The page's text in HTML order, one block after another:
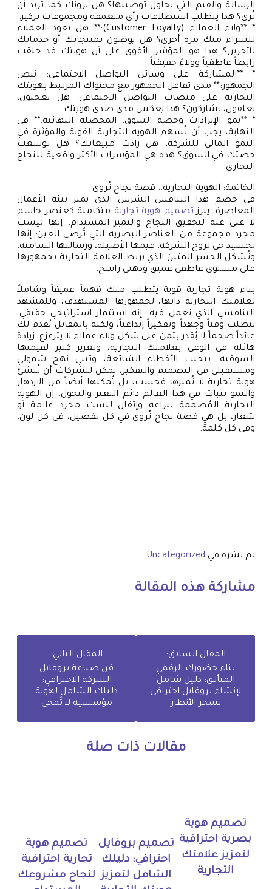
الرسالة والقيم التي تحاول توصيلها؟ هل يرونك كما تريد أن
تُرى؟ هذا يتطلب استطلاعات رأي متعمقة ومجموعات تركيز.
* **ولاء العملاء (Customer Loyalty):** هل يعود العملاء
للشراء منك مرة أخرى؟ هل يوصون بمنتجاتك أو خدماتك
للآخرين؟ هذا هو المؤشر الأقوى على أن هويتك قد خلقت
رابطاً عاطفياً وولاءً حقيقياً.
* **المشاركة على وسائل التواصل الاجتماعي: نبض
الجمهور:** مدى تفاعل الجمهور مع محتواك المرتبط بهويتك
التجارية على منصات التواصل الاجتماعي. هل يعجبون،
يعلقون، يشاركون؟ هذا يعكس مدى صدى هويتك.
* **نمو الإيرادات وحصة السوق: المحصلة النهائية:** في
النهاية، يجب أن تُسهم الهوية التجارية القوية والمؤثرة في
النمو المالي للشركة. هل زادت مبيعاتك؟ هل توسعت
حصتك في السوق؟ هذه هي المؤشرات الأكثر واقعية للنجاح
التجاري.
الخاتمة: الهوية التجارية.. قصة نجاح تُروى
في خضم هذا التنافس الشرس الذي يميز بيئة الأعمال
المعاصرة، يبرز تصميم هوية تجارية متكاملة كعنصر حاسم
لا غنى عنه لتحقيق النجاح والتميز المستدام. إنها ليست
مجرد مجموعة من العناصر البصرية التي تُرضي العين؛ إنها
تجسيد حي لروح الشركة، قيمها الأصيلة، ورسالتها السامية،
وتُشكل الجسر المتين الذي يربط العلامة التجارية بجمهورها
على مستوى عاطفي عميق وذهني راسخ.
بناء هوية تجارية قوية يتطلب منك فهماً عميقاً وشاملاً
لعلامتك التجارية ذاتها، لجمهورها المستهدف، وللمشهد
التنافسي الذي تعمل فيه. إنه استثمار استراتيجي حقيقي،
يتطلب وقتاً وجهداً وتفكيراً إبداعياً، ولكنه بالمقابل يُقدم لك
عائداً ضخماً لا يُقدر بثمن على شكل ولاء عملاء لا يتزعزع، زيادة
هائلة في الوعي بعلامتك التجارية، وتعزيز كبير لقيمتها
السوقية. بتجنب الأخطاء الشائعة، وتبني نهج شمولي
ومستقبلي في التصميم والتفكير، يمكن للشركات أن تُنشئ
هوية تجارية لا تُميزها فحسب، بل تُمكنها أيضاً من الازدهار
والنمو بثبات في هذا العالم دائم التغير والتحول. إن الهوية
التجارية المُصممة ببراعة وإتقان ليست مجرد علامة أو
شعار، بل هي قصة نجاح تُروى في كل تفصيل، في كل لون،
وفي كل كلمة.
تم نشره في Uncategorized
مشاركة هذه المقالة
المقال السابق:
بناء حضورك الرقمي
المتألق: دليل شامل
لإنشاء بروفايل احترافي
يسحر الأنظار
المقال التالي:
فن صناعة بروفايل
الشركة الاحترافي:
دليلك الشامل لهوية
مؤسسية لا تُمحى
مقالات ذات صلة
تصميم هوية
بصرية احترافية
لتعزيز علامتك
التجارية
تصميم بروفايل
احترافي: دليلك
الشامل لتعزيز
تصميم هوية
تجارية احترافية
لنجاح مشروعك